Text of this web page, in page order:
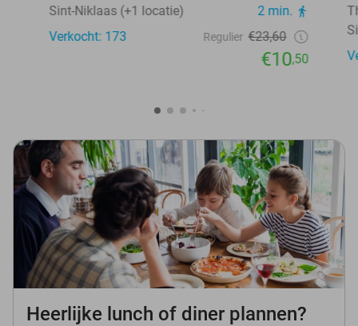
Sint-Niklaas (+1 locatie)
2 min.
Verkocht: 173
Regulier €23,60
€10,50
Heerlijke lunch of diner plannen?